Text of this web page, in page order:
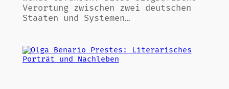
Verortung zwischen zwei deutschen
Staaten und Systemen…